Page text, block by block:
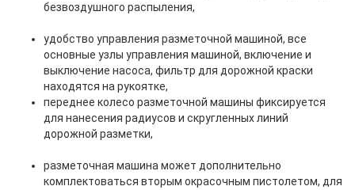
безвоздушного распыления,
удобство управления разметочной машиной, все
основные узлы управления машиной, включение и
выключение насоса, фильтр для дорожной краски
находятся на рукоятке,
переднее колесо разметочной машины фиксируется
для нанесения радиусов и скругленных линий
дорожной разметки,
разметочная машина может дополнительно
комплектоваться вторым окрасочным пистолетом, для